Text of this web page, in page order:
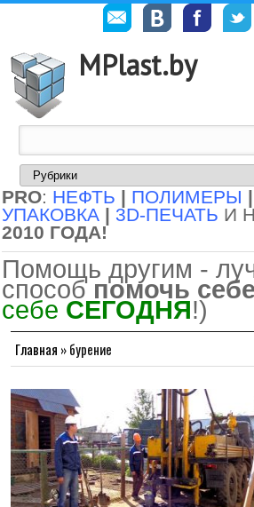
MPlast.by
PRO: НЕФТЬ | ПОЛИМЕРЫ |
УПАКОВКА | 3D-ПЕЧАТЬ И
2010 ГОДА!
Помощь другим -
способ помочь себе
себе СЕГОДНЯ!)
Главная »бурение